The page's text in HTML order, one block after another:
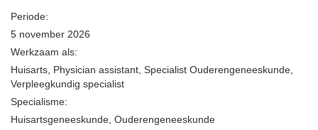
Periode:
5 november 2026
Werkzaam als:
Huisarts, Physician assistant, Specialist Ouderengeneeskunde,
Verpleegkundig specialist
Specialisme:
Huisartsgeneeskunde, Ouderengeneeskunde